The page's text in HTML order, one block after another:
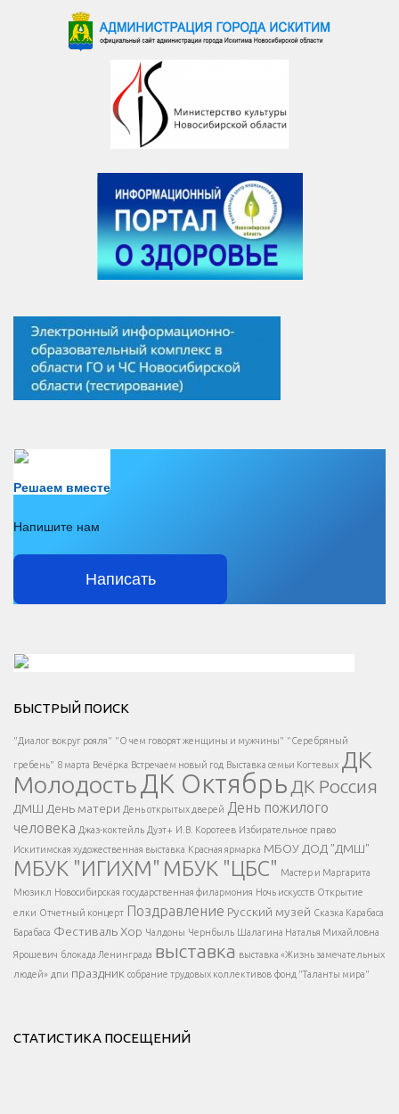
Решаем вместе
Напишите нам
Написать
Есть вопрос?
Напишите нам
</span >
Написать
</button >
</div >
</div > </div >
БЫСТРЫЙ ПОИСК
"Диалог вокруг рояля" "О чем говорят женщины и мужчины" "Серебряный
гребень" 8 марта Вечёрка Встречаем новый год Выставка семьи Когтевых ДК
МолодостьДК Октябрь ДК Россия
ДМШ День матери День открытых дверей День пожилого
человека Джаз-коктейль Дуэт+ И.В. Коротеев Избирательное право
Искитимская художественная выставка Красная ярмарка МБОУ ДОД "ДМШ"
МБУК "ИГИХМ" МБУК "ЦБС" Мастер и Маргарита
Мюзикл Новосибирская государственная филармония Ночь искусств Открытие
елки Отчетный концерт Поздравление Русский музей Сказка Карабаса
Барабаса Фестиваль Хор Чалдоны Чернбыль Шалагина Наталья Михайловна
Ярошевич блокада Ленинграда выставка выставка «Жизнь замечательных
людей» дпи праздник собрание трудовых коллективов фонд "Таланты мира"
СТАТИСТИКА ПОСЕЩЕНИЙ